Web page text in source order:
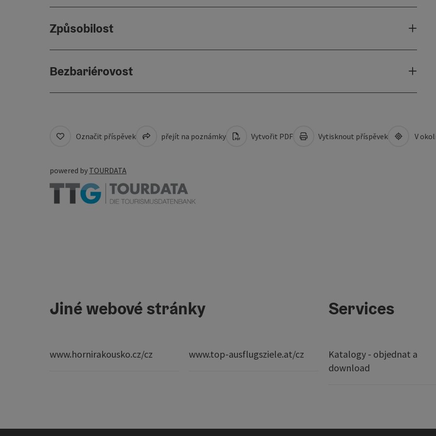
Způsobilost
Bezbariérovost
Označit příspěvek přejít na poznámky Vytvořit PDF Vytisknout příspěvek V
powered by TOURDATA
Jiné webové stránky
www.hornirakousko.cz/cz www.top-ausflugsziele.at/cz
Services
Katalogy - objednat a
download